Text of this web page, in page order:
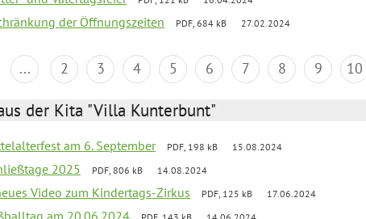
der Öffnungszeiten PDF, 684 kB 27.02.2024
... 2 3 4 5 6 7 8 9 10
der Kita "Villa Kunterbunt"
am 6. September PDF, 198 kB 15.08.2024
2025 PDF, 806 kB 14.08.2024
Video zum Kindertags-Zirkus PDF, 125 kB 17.06.2024
am 20.06.2024